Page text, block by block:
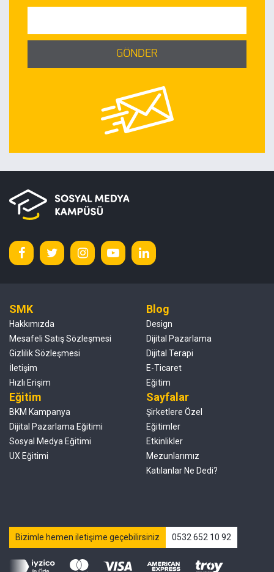
GÖNDER
SMK
Hakkımızda
Mesafeli Satış Sözleşmesi
Gizlilik Sözleşmesi
İletişim
Hızlı Erişim
Blog
Design
Dijital Pazarlama
Dijital Terapi
E-Ticaret
Eğitim
Eğitim
BKM Kampanya
Dijital Pazarlama Eğitimi
Sosyal Medya Eğitimi
UX Eğitimi
Sayfalar
Şirketlere Özel
Eğitimler
Etkinlikler
Mezunlarımız
Katılanlar Ne Dedi?
Bizimle hemen iletişime geçebilirsiniz 0532 652 10 92